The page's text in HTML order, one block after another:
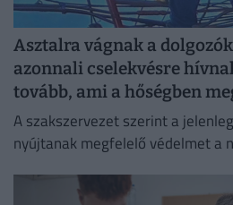
Asztalra vágnak a
azonnali cselekvésre
tovább, ami a hőségben
A szakszervezet szerint a
nyújtanak megfelelő védelmet a
védelmében.